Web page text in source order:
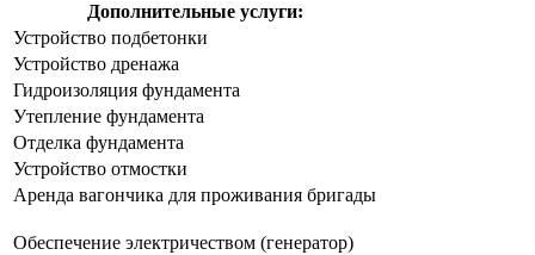
Дополнительные услуги:
Устройство подбетонки
Устройство дренажа
Гидроизоляция фундамента
Утепление фундамента
Отделка фундамента
Устройство отмостки
Аренда вагончика для проживания бригады
Обеспечение электричеством (генератор)